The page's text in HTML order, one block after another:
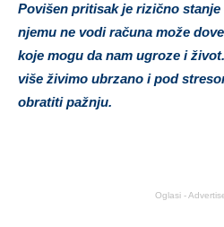
Povišen pritisak je rizično
njemu ne vodi računa može
koje mogu da nam ugroze i
više živimo ubrzano i pod
obratiti pažnju.
Oglasi -